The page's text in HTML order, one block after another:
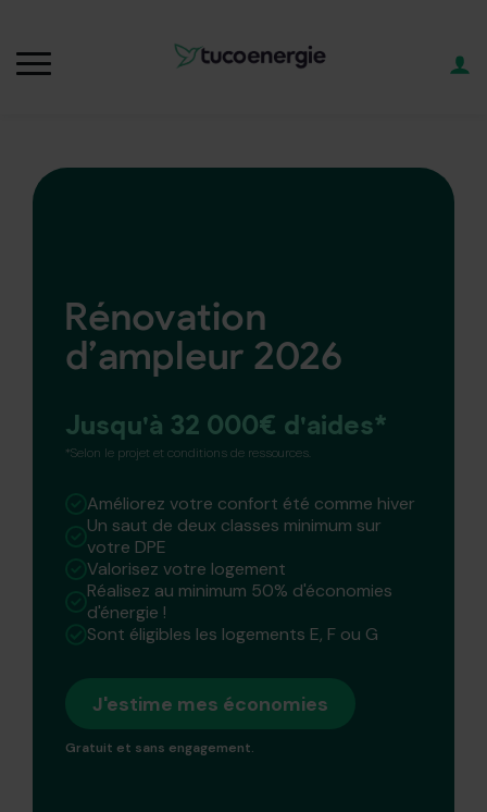
Rénovation
d’ampleur 2026
Jusqu'à 32 000€ d'aides*
*Selon le projet et conditions de ressources.
Améliorez votre confort été comme hiver
Un saut de deux classes minimum sur
votre DPE
Valorisez votre logement
Réalisez au minimum 50% d'économies
d'énergie !
Sont éligibles les logements E, F ou G
J'estime mes économies
Gratuit et sans engagement.